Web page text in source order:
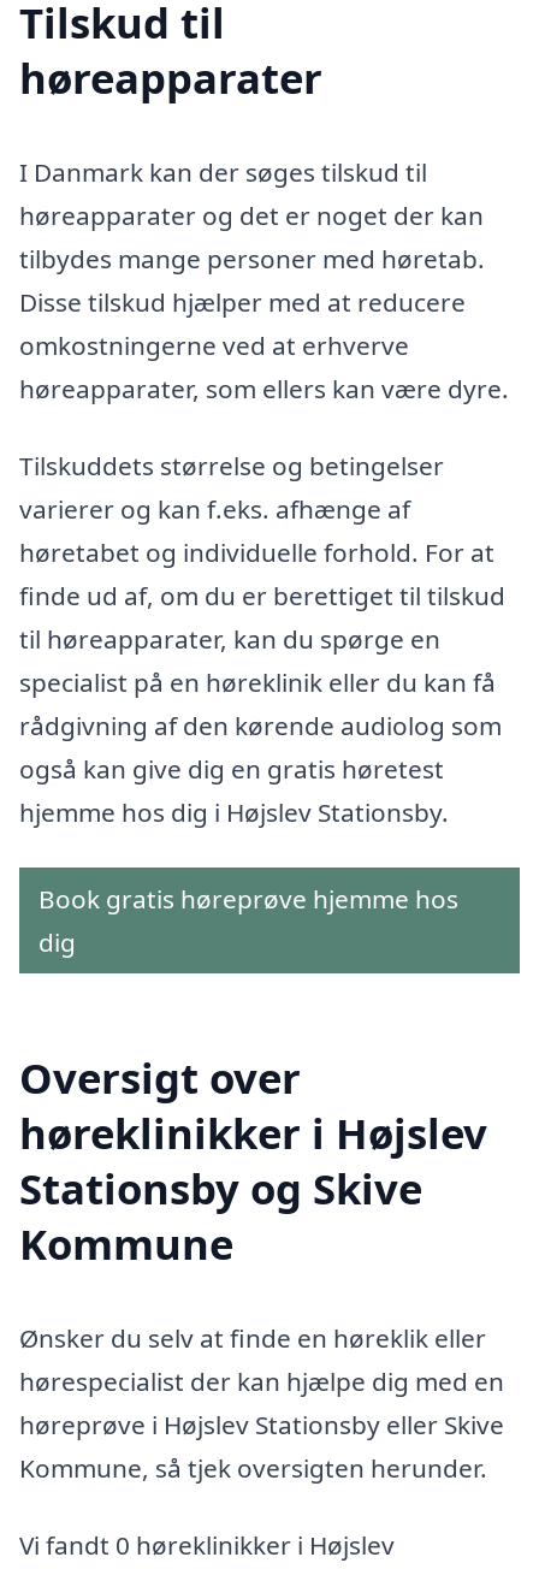
Tilskud til
høreapparater
I Danmark kan der søges tilskud til
høreapparater og det er noget der kan
tilbydes mange personer med høretab.
Disse tilskud hjælper med at reducere
omkostningerne ved at erhverve
høreapparater, som ellers kan være dyre.
Tilskuddets størrelse og betingelser
varierer og kan f.eks. afhænge af
høretabet og individuelle forhold. For at
finde ud af, om du er berettiget til tilskud
til høreapparater, kan du spørge en
specialist på en høreklinik eller du kan få
rådgivning af den kørende audiolog som
også kan give dig en gratis høretest
hjemme hos dig i Højslev Stationsby.
Book gratis høreprøve hjemme hos
dig
Oversigt over
høreklinikker i Højslev
Stationsby og Skive
Kommune
Ønsker du selv at finde en høreklik eller
hørespecialist der kan hjælpe dig med en
høreprøve i Højslev Stationsby eller Skive
Kommune, så tjek oversigten herunder.
Vi fandt 0 høreklinikker i Højslev